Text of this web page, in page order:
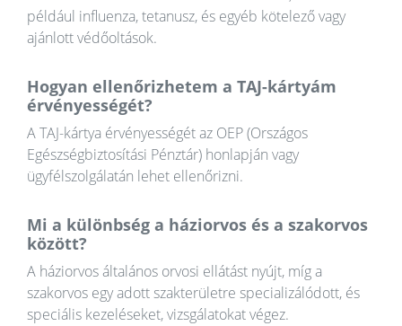
például influenza, tetanusz, és egyéb kötelező vagy
ajánlott védőoltások.
Hogyan ellenőrizhetem a TAJ-kártyám
érvényességét?
A TAJ-kártya érvényességét az OEP (Országos
Egészségbiztosítási Pénztár) honlapján vagy
ügyfélszolgálatán lehet ellenőrizni.
Mi a különbség a háziorvos és a szakorvos
között?
A háziorvos általános orvosi ellátást nyújt, míg a
szakorvos egy adott szakterületre specializálódott, és
speciális kezeléseket, vizsgálatokat végez.